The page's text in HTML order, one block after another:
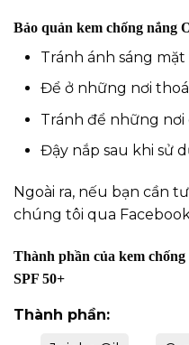
Bảo quản kem chống nắng
Tránh ánh sáng
Để ở những nơi
Tránh để những
Đậy nắp sau khi sử
Ngoài ra, nếu bạn cần
chúng tôi qua
Thành phần của kem
SPF 50+
Thành phần: